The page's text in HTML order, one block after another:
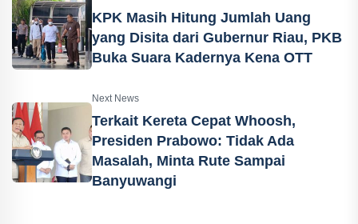
KPK Masih Hitung Jumlah Uang
yang Disita dari Gubernur Riau, PKB
Buka Suara Kadernya Kena OTT
Next News
Terkait Kereta Cepat Whoosh,
Presiden Prabowo: Tidak Ada
Masalah, Minta Rute Sampai
Banyuwangi